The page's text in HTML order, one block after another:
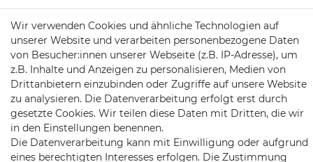
Mail:kundenservice@motionandsports.de
Jochim-Klindt-Str. 5
22926 Ahrensburg
Wir verwenden Cookies und ähnliche Technologien auf
unserer Website und verarbeiten personenbezogene Daten
von Besucher:innen unserer Webseite (z.B. IP-Adresse), um
z.B. Inhalte und Anzeigen zu personalisieren, Medien von
Drittanbietern einzubinden oder Zugriffe auf unsere Website
zu analysieren. Die Datenverarbeitung erfolgt erst durch
gesetzte Cookies. Wir teilen diese Daten mit Dritten, die wir
in den Einstellungen benennen.
Die Datenverarbeitung kann mit Einwilligung oder aufgrund
eines berechtigten Interesses erfolgen. Die Zustimmung